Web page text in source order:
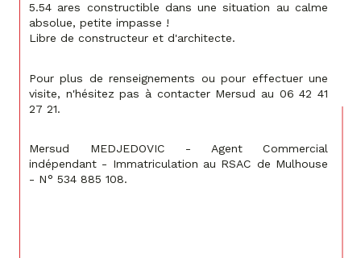
5.54 ares constructible dans une situation au calme
absolue, petite impasse !
Libre de constructeur et d'architecte.
Pour plus de renseignements ou pour effectuer une
visite, n'hésitez pas à contacter Mersud au 06 42 41
27 21.
Mersud MEDJEDOVIC - Agent Commercial
indépendant - Immatriculation au RSAC de Mulhouse
- N° 534 885 108.